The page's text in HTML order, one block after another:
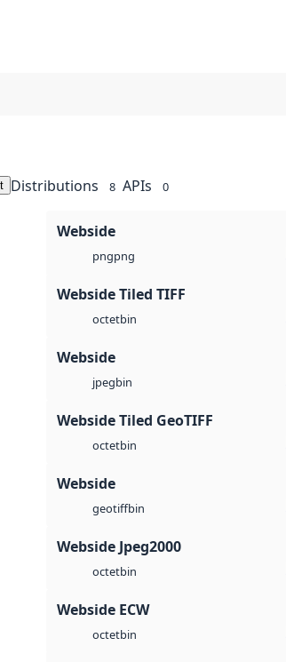
Distributions 8 APIs 0
Webside
pngpng
Webside Tiled TIFF
octetbin
Webside
jpegbin
Webside Tiled GeoTIFF
octetbin
Webside
geotiffbin
Webside Jpeg2000
octetbin
Webside ECW
octetbin